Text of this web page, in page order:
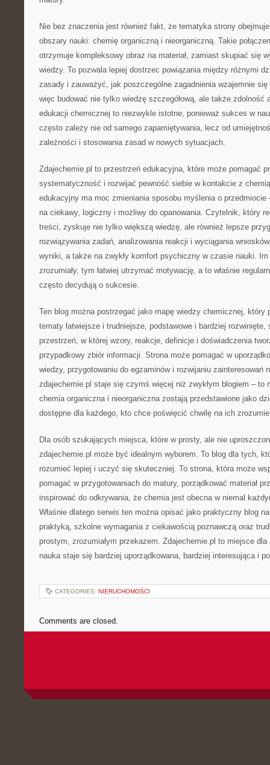
Nie bez znaczenia jest również fakt, że tematyka strony
obszary nauki: chemię organiczną i nieorganiczną. Takie
otrzymuje kompleksowy obraz na materiał, zamiast skupiać się
wiedzy. To pozwala lepiej dostrzec powiązania między różnymi
zasady i zauważyć, jak poszczególne zagadnienia wzajemnie się
więc budować nie tylko wiedzę szczegółową, ale także zdolność
edukacji chemicznej to niezwykle istotne, ponieważ sukces w
często zależy nie od samego zapamiętywania, lecz od
zależności i stosowania zasad w nowych sytuacjach.
Zdajechemie.pl to przestrzeń edukacyjna, które może pomagać
systematyczność i rozwijać pewność siebie w kontakcie z
edukacyjny ma moc zmieniania sposobu myślenia o przedmiocie
na ciekawy, logiczny i możliwy do opanowania. Czytelnik, który
treści, zyskuje nie tylko większą wiedzę, ale również lepsze
rozwiązywania zadań, analizowania reakcji i wyciągania
wyniki, a także na zwykły komfort psychiczny w czasie nauki. Im
zrozumiały, tym łatwiej utrzymać motywację, a to właśnie
często decydują o sukcesie.
Ten blog można postrzegać jako mapę wiedzy chemicznej, który
tematy łatwiejsze i trudniejsze, podstawowe i bardziej
przestrzeń, w której wzory, reakcje, definicje i doświadczenia
przypadkowy zbiór informacji. Strona może pomagać w
wiedzy, przygotowaniu do egzaminów i rozwijaniu zainteresowań
zdajechemie.pl staje się czymś więcej niż zwykłym blogiem – to
chemia organiczna i nieorganiczna zostają przedstawione jako
dostępne dla każdego, kto chce poświęcić chwilę na ich
Dla osób szukających miejsca, które w prosty, ale nie
zdajechemie.pl może być idealnym wyborem. To blog dla tych,
rozumieć lepiej i uczyć się skuteczniej. To strona, która może
pomagać w przygotowaniach do matury, porządkować materiał
inspirować do odkrywania, że chemia jest obecna w niemal
Właśnie dlatego serwis ten można opisać jako praktyczny blog
praktyką, szkolne wymagania z ciekawością poznawczą oraz
prostym, zrozumiałym przekazem. Zdajechemie.pl to miejsce
nauka staje się bardziej uporządkowana, bardziej interesująca i
CATEGORIES: NIERUCHOMOŚCI
Comments are closed.